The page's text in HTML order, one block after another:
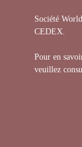
Société
CEDEX.
Pour en
veuillez